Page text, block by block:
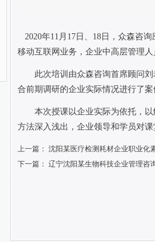
2020年11 月 17日、 18日，众森咨询
移动互联网业务，企业中高层管理人
此次培训由众森咨询首席顾问
合前期调研的企业实际情况进行了
本次授课以企业实际为依托，
方法深入浅出，企业领导和学员对
上一篇： 沈阳某医疗检测耗材企业职业化
下一篇： 辽宁沈阳某生物科技企业管理咨